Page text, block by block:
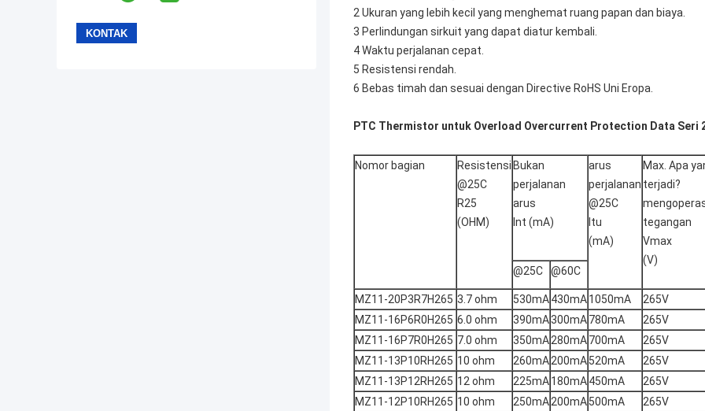
2 Ukuran yang lebih kecil yang menghemat ruang papan dan biaya.
3 Perlindungan sirkuit yang dapat diatur kembali.
4 Waktu perjalanan cepat.
5 Resistensi rendah.
6 Bebas timah dan sesuai dengan Directive RoHS Uni Eropa.
PTC Thermistor untuk Overload Overcurrent Protection Data Seri
Nomor bagian
Resistensi
@25C
R25
(OHM)
Bukan
perjalanan
arus
Int (mA)
arus
perjalanan
@25C
Itu
(mA)
Max. Apa
terjadi?
tegangan
Vmax
(V)
@25C @60C
MZ11-20P3R7H265 3.7 ohm 530mA430mA1050mA 265V
MZ11-16P6R0H265 6.0 ohm 390mA300mA780mA 265V
MZ11-16P7R0H265 7.0 ohm 350mA280mA700mA 265V
MZ11-13P10RH265 10 ohm 260mA200mA520mA 265V
MZ11-13P12RH265 12 ohm 225mA180mA450mA 265V
MZ11-12P10RH265 10 ohm 250mA200mA500mA 265V